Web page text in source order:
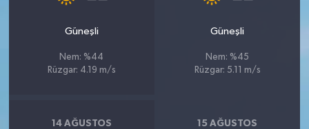
Güneşli
Nem: %44
Rüzgar: 4.19 m/s
Güneşli
Nem: %45
Rüzgar: 5.11 m/s
14 AĞUSTOS 15 AĞUSTOS